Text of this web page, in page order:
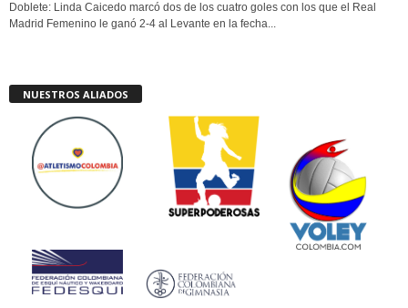
Doblete: Linda Caicedo marcó dos de los cuatro goles con los que el Real
Madrid Femenino le ganó 2-4 al Levante en la fecha...
NUESTROS ALIADOS